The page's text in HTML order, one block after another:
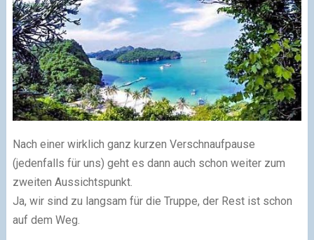
Nach einer wirklich ganz kurzen Verschnaufpause
(jedenfalls für uns) geht es dann auch schon weiter zum
zweiten Aussichtspunkt.
Ja, wir sind zu langsam für die Truppe, der Rest ist schon
auf dem Weg.